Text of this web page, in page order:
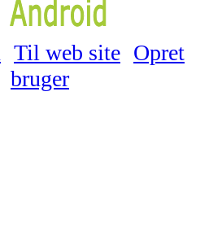
Til web site Opret
bruger